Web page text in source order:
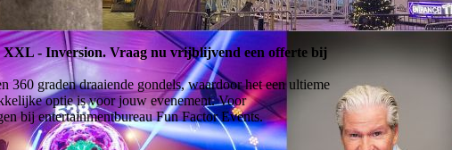
XXL - Inversion. Vraag nu vrijblijvend een offerte bij
graden draaiende gondels, waardoor het een ultieme
optie is voor jouw evenement. Voor
bij entertainmentbureau Fun Factor Events.